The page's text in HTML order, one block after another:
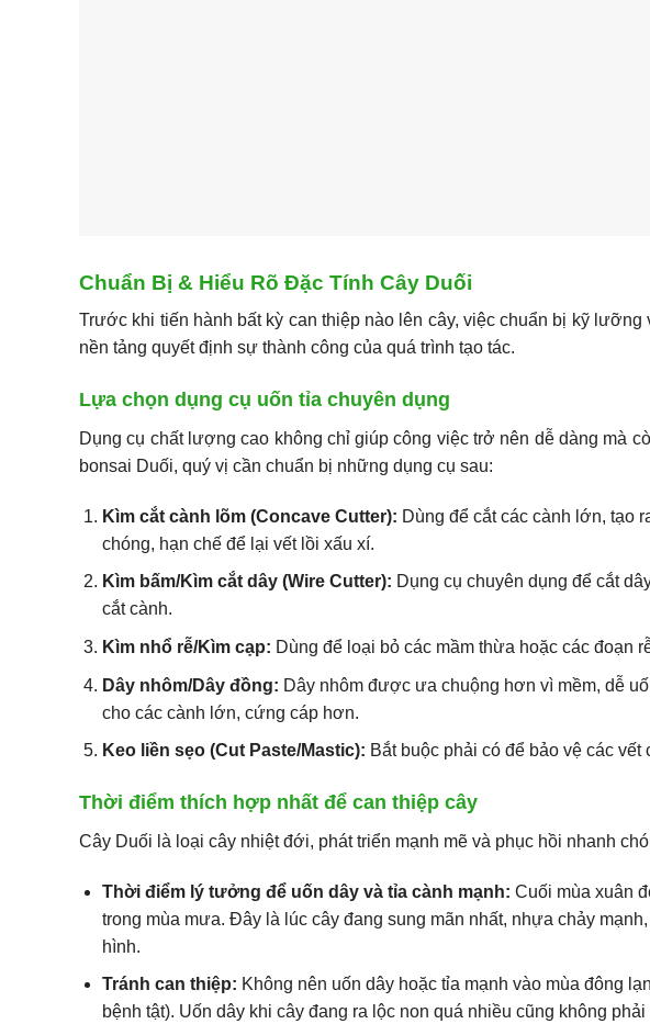
Chuẩn Bị & Hiểu Rõ Đặc Tính Cây Duối
Trước khi tiến hành bất kỳ can thiệp nào lên cây, việc chuẩn bị kỹ
nền tảng quyết định sự thành công của quá trình tạo tác.
Lựa chọn dụng cụ uốn tỉa chuyên dụng
Dụng cụ chất lượng cao không chỉ giúp công việc trở nên dễ dàng mà
bonsai Duối, quý vị cần chuẩn bị những dụng cụ sau:
Kìm cắt cành lõm (Concave Cutter): Dùng để cắt các cành lớn, tạo
chóng, hạn chế để lại vết lồi xấu xí.
Kìm bấm/Kìm cắt dây (Wire Cutter): Dụng cụ chuyên dụng để cắt
cắt cành.
Kìm nhổ rễ/Kìm cạp: Dùng để loại bỏ các mầm thừa hoặc các đoạn
Dây nhôm/Dây đồng: Dây nhôm được ưa chuộng hơn vì mềm, dễ
cho các cành lớn, cứng cáp hơn.
Keo liền sẹo (Cut Paste/Mastic): Bắt buộc phải có để bảo vệ các
Thời điểm thích hợp nhất để can thiệp cây
Cây Duối là loại cây nhiệt đới, phát triển mạnh mẽ và phục hồi nhanh
Thời điểm lý tưởng để uốn dây và tỉa cành mạnh: Cuối mùa xuân
trong mùa mưa. Đây là lúc cây đang sung mãn nhất, nhựa chảy
hình.
Tránh can thiệp: Không nên uốn dây hoặc tỉa mạnh vào mùa đông
bệnh tật). Uốn dây khi cây đang ra lộc non quá nhiều cũng không